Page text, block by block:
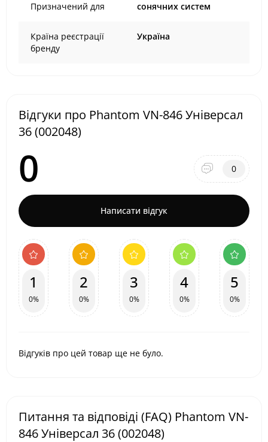
Призначений для сонячних систем
Країна реєстрації
бренду
Україна
Відгуки про Phantom VN-846 Універсал
36 (002048)
0 0
Написати відгук
1
0%
2
0%
3
0%
4
0%
5
0%
Відгуків про цей товар ще не було.
Питання та відповіді (FAQ) Phantom VN-
846 Універсал 36 (002048)